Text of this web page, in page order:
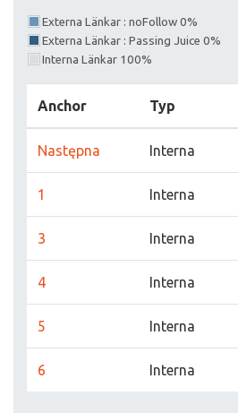
Externa Länkar : noFollow 0%
Externa Länkar : Passing Juice 0%
Interna Länkar 100%
Anchor Typ
Następna Interna
1 Interna
3 Interna
4 Interna
5 Interna
6 Interna